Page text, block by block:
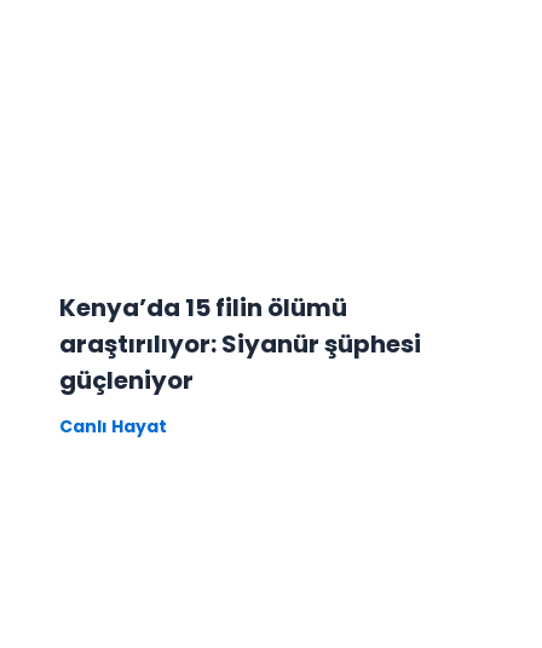
Kenya’da 15 filin ölümü
araştırılıyor: Siyanür şüphesi
güçleniyor
Canlı Hayat